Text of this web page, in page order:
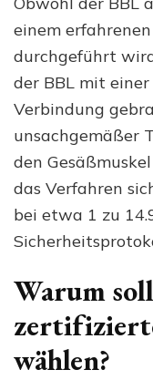
einem
durchgeführt
der BBL mit
Verbindung
unsachgemäßer
den
das Verfahren
bei etwa 1 zu
Warum
wählen?